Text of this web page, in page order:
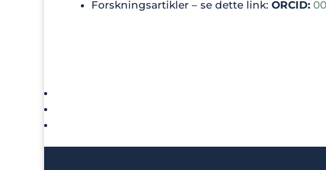
Forskningsartikler – se dette link: ORCID: